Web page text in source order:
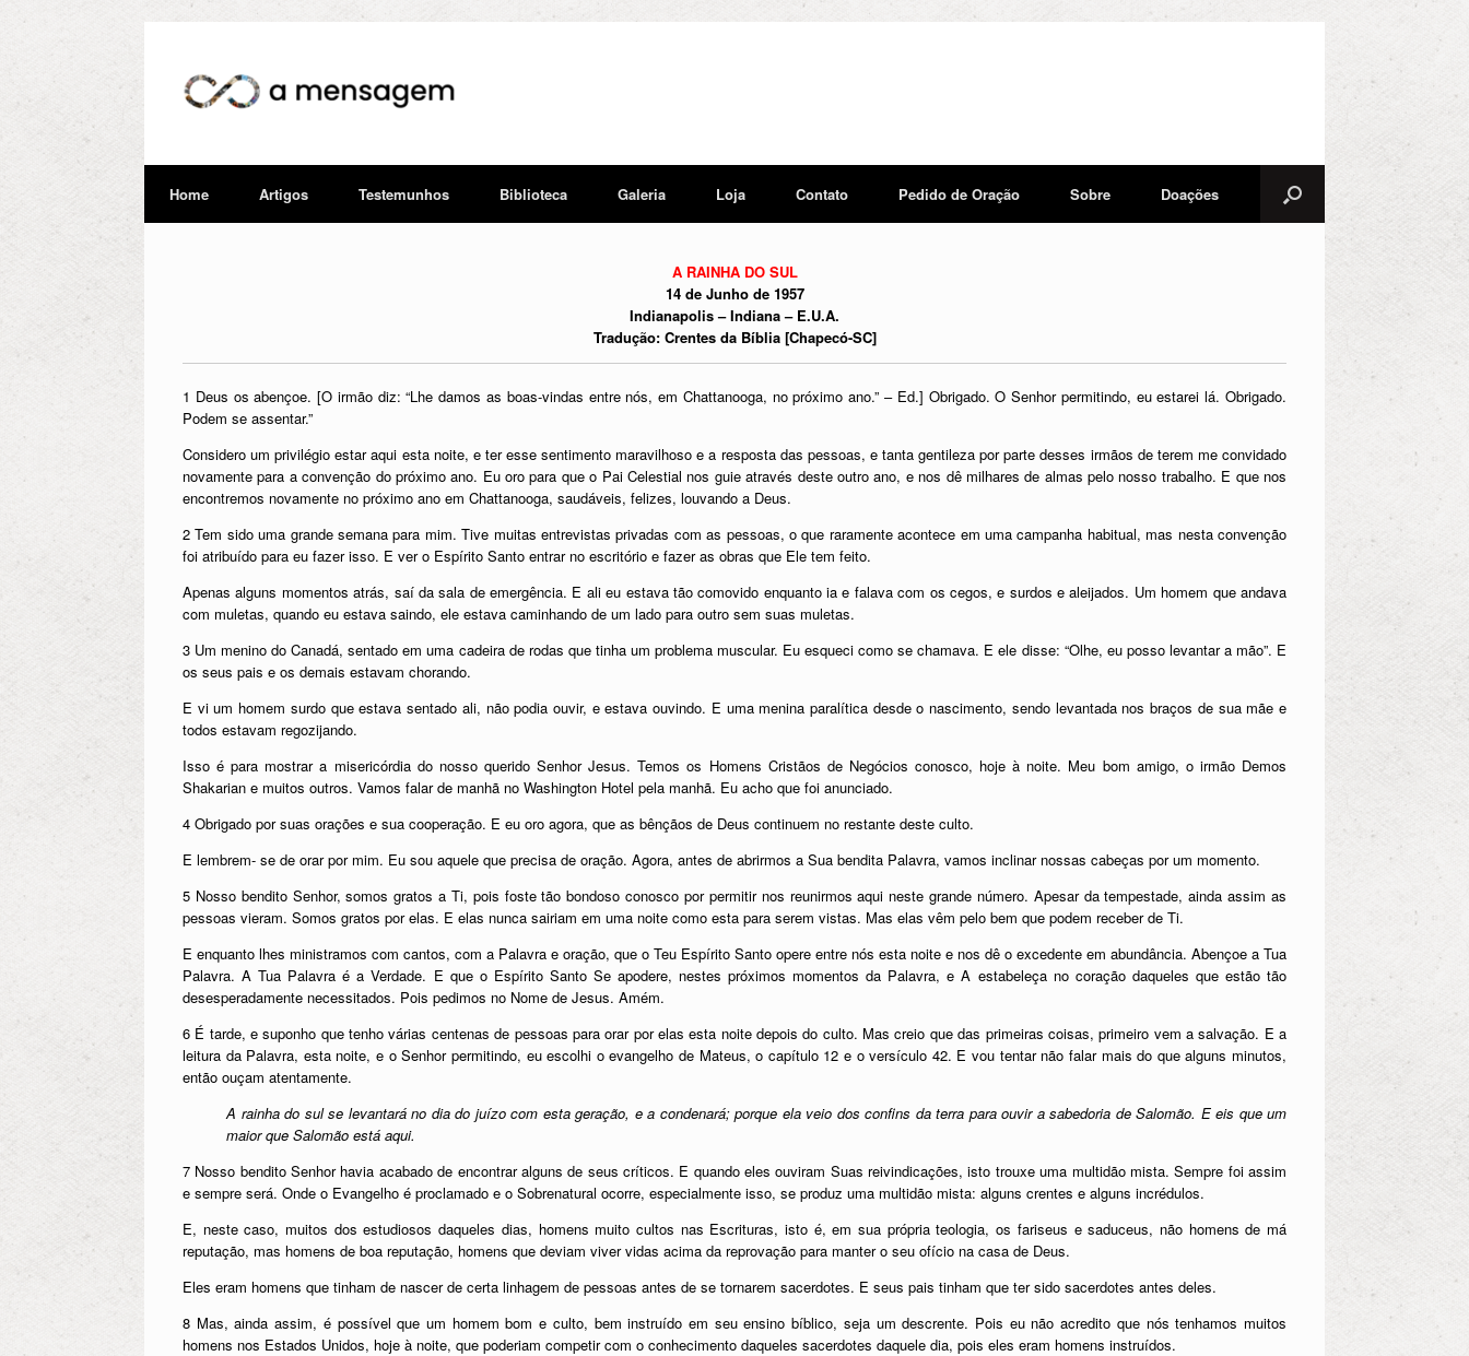
Home Artigos Testemunhos Biblioteca Galeria Loja Contato Pedido de Oração Sobre Doações
A RAINHA DO SUL
14 de Junho de 1957
Indianapolis – Indiana – E.U.A.
Tradução: Crentes da Bíblia [Chapecó-SC]
1 Deus os abençoe. [O irmão diz: “Lhe damos as boas-vindas entre nós, em Chattanooga, no próximo ano.” – Ed.] Obrigado. O Senhor permitindo, eu estarei lá. Obrigado.
Podem se assentar.”
Considero um privilégio estar aqui esta noite, e ter esse sentimento maravilhoso e a resposta das pessoas, e tanta gentileza por parte desses irmãos de terem me convidado
novamente para a convenção do próximo ano. Eu oro para que o Pai Celestial nos guie através deste outro ano, e nos dê milhares de almas pelo nosso trabalho. E que nos
encontremos novamente no próximo ano em Chattanooga, saudáveis, felizes, louvando a Deus.
2 Tem sido uma grande semana para mim. Tive muitas entrevistas privadas com as pessoas, o que raramente acontece em uma campanha habitual, mas nesta convenção
foi atribuído para eu fazer isso. E ver o Espírito Santo entrar no escritório e fazer as obras que Ele tem feito.
Apenas alguns momentos atrás, saí da sala de emergência. E ali eu estava tão comovido enquanto ia e falava com os cegos, e surdos e aleijados. Um homem que andava
com muletas, quando eu estava saindo, ele estava caminhando de um lado para outro sem suas muletas.
3 Um menino do Canadá, sentado em uma cadeira de rodas que tinha um problema muscular. Eu esqueci como se chamava. E ele disse: “Olhe, eu posso levantar a mão”. E
os seus pais e os demais estavam chorando.
E vi um homem surdo que estava sentado ali, não podia ouvir, e estava ouvindo. E uma menina paralítica desde o nascimento, sendo levantada nos braços de sua mãe e
todos estavam regozijando.
Isso é para mostrar a misericórdia do nosso querido Senhor Jesus. Temos os Homens Cristãos de Negócios conosco, hoje à noite. Meu bom amigo, o irmão Demos
Shakarian e muitos outros. Vamos falar de manhã no Washington Hotel pela manhã. Eu acho que foi anunciado.
4 Obrigado por suas orações e sua cooperação. E eu oro agora, que as bênçãos de Deus continuem no restante deste culto.
E lembrem- se de orar por mim. Eu sou aquele que precisa de oração. Agora, antes de abrirmos a Sua bendita Palavra, vamos inclinar nossas cabeças por um momento.
5 Nosso bendito Senhor, somos gratos a Ti, pois foste tão bondoso conosco por permitir nos reunirmos aqui neste grande número. Apesar da tempestade, ainda assim as
pessoas vieram. Somos gratos por elas. E elas nunca sairiam em uma noite como esta para serem vistas. Mas elas vêm pelo bem que podem receber de Ti.
E enquanto lhes ministramos com cantos, com a Palavra e oração, que o Teu Espírito Santo opere entre nós esta noite e nos dê o excedente em abundância. Abençoe a Tua
Palavra. A Tua Palavra é a Verdade. E que o Espírito Santo Se apodere, nestes próximos momentos da Palavra, e A estabeleça no coração daqueles que estão tão
desesperadamente necessitados. Pois pedimos no Nome de Jesus. Amém.
6 É tarde, e suponho que tenho várias centenas de pessoas para orar por elas esta noite depois do culto. Mas creio que das primeiras coisas, primeiro vem a salvação. E a
leitura da Palavra, esta noite, e o Senhor permitindo, eu escolhi o evangelho de Mateus, o capítulo 12 e o versículo 42. E vou tentar não falar mais do que alguns minutos,
então ouçam atentamente.
A rainha do sul se levantará no dia do juízo com esta geração, e a condenará; porque ela veio dos confins da terra para ouvir a sabedoria de Salomão. E eis que um
maior que Salomão está aqui.
7 Nosso bendito Senhor havia acabado de encontrar alguns de seus críticos. E quando eles ouviram Suas reivindicações, isto trouxe uma multidão mista. Sempre foi assim
e sempre será. Onde o Evangelho é proclamado e o Sobrenatural ocorre, especialmente isso, se produz uma multidão mista: alguns crentes e alguns incrédulos.
E, neste caso, muitos dos estudiosos daqueles dias, homens muito cultos nas Escrituras, isto é, em sua própria teologia, os fariseus e saduceus, não homens de má
reputação, mas homens de boa reputação, homens que deviam viver vidas acima da reprovação para manter o seu ofício na casa de Deus.
Eles eram homens que tinham de nascer de certa linhagem de pessoas antes de se tornarem sacerdotes. E seus pais tinham que ter sido sacerdotes antes deles.
8 Mas, ainda assim, é possível que um homem bom e culto, bem instruído em seu ensino bíblico, seja um descrente. Pois eu não acredito que nós tenhamos muitos
homens nos Estados Unidos, hoje à noite, que poderiam competir com o conhecimento daqueles sacerdotes daquele dia, pois eles eram homens instruídos.